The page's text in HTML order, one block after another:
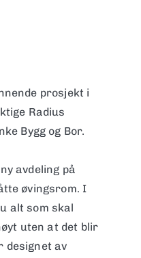
prosjekt i
Radius
Bygg og Bor.
avdeling på
øvingsrom. I
alt som skal
uten at det blir
designet av